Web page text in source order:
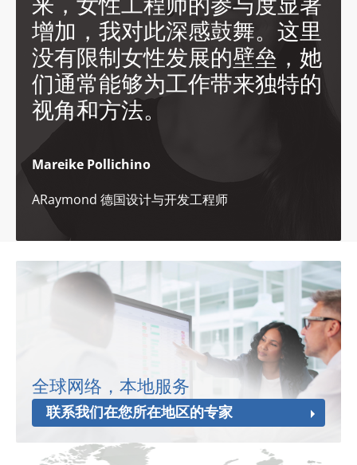
增加，我对此深感鼓舞。这里
没有限制女性发展的壁垒，她
们通常能够为工作带来独特的
视角和方法。
Mareike Pollichino
ARaymond 德国设计与开发工程师
全球网络，本地服务
联系我们在您所在地区的专家